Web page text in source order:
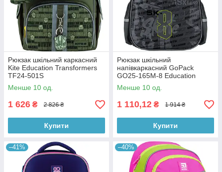
Рюкзак шкільний каркасний
Kite Education Transformers
TF24-501S
Менше 10 од.
1 626 ₴ 2 826 ₴
Купити
Рюкзак шкільний
напівкаркасний GoPack
GO25-165M-8 Education
Skate
Менше 10 од.
1 110,12 ₴ 1 914 ₴
Купити
–41% –40%